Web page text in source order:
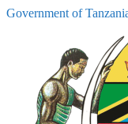
Government of